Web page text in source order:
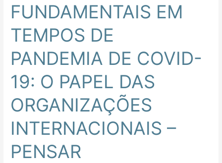
FUNDAMENTAIS EM
TEMPOS DE
PANDEMIA DE COVID-
19: O PAPEL DAS
ORGANIZAÇÕES
INTERNACIONAIS –
PENSAR
FUNDAMENTAIS
EM
TEMPOS
DE
PANDEMIA
DE
COVID-
19:
O
PAPEL
ORGANIZAÇÕES